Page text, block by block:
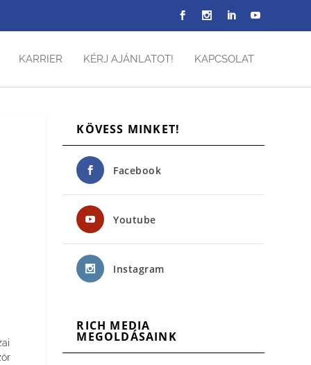
KARRIER KÉRJ AJÁNLATOT! KAPCSOLAT
KÖVESS MINKET!
Facebook
Youtube
Instagram
RICH MEDIA
MEGOLDÁSAINK